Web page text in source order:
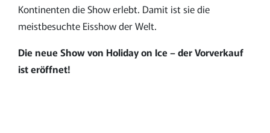
Kontinenten die Show erlebt. Damit ist sie die
meistbesuchte Eisshow der Welt.
Die neue Show von Holiday on Ice – der Vorverkauf
ist eröffnet!